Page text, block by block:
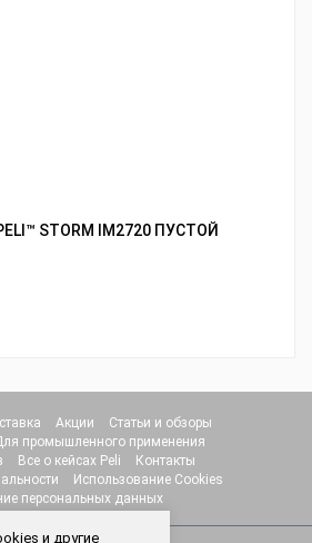
STORM IM2720 ПУСТОЙ
Акции
Статьи и обзоры
промышленного применения
Все о кейсах Peli
Контакты
Использование Cookies
персональных данных
и другие